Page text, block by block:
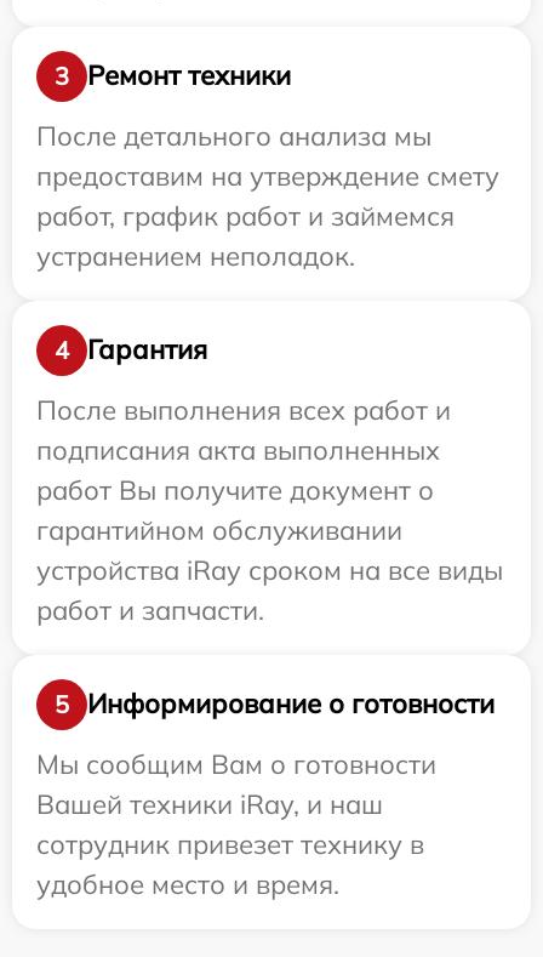
3
Ремонт техники
После детального анализа мы
предоставим на утверждение смету
работ, график работ и займемся
устранением неполадок.
4
Гарантия
После выполнения всех работ и
подписания акта выполненных
работ Вы получите документ о
гарантийном обслуживании
устройства iRay сроком на все виды
работ и запчасти.
5
Информирование о готовности
Мы сообщим Вам о готовности
Вашей техники iRay, и наш
сотрудник привезет технику в
удобное место и время.